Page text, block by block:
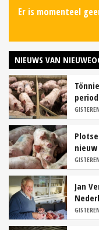
Er is momenteel
NIEUWS VAN
Jan